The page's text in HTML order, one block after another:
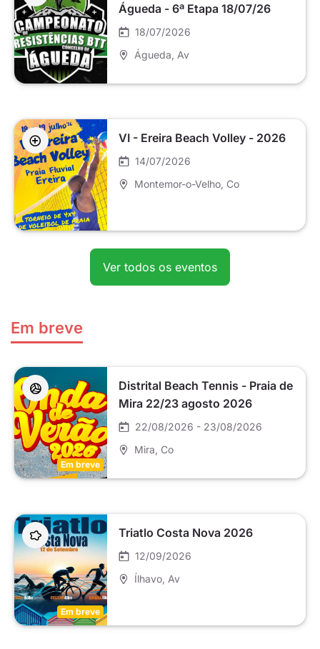
Águeda - 6ª Etapa 18/07/26
18/07/2026
Águeda , Av
VI - Ereira Beach Volley - 2026
14/07/2026
Montemor-o-Velho , Co
Ver todos os eventos
Em breve
Em breve
Distrital Beach Tennis - Praia de
Mira 22/23 agosto 2026
22/08/2026 - 23/08/2026
Mira , Co
Em breve
Triatlo Costa Nova 2026
12/09/2026
Ílhavo , Av